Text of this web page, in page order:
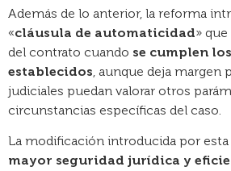
Además de lo anterior, la reforma
«cláusula de automaticidad»
del contrato cuando se cumplen
establecidos, aunque deja margen
judiciales puedan valorar otros
circunstancias específicas del caso.
La modificación introducida por
mayor seguridad jurídica y